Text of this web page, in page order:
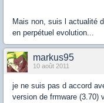
Mais non, suis l actualité
en perpétuel evolution...
markus95
10 août 2011
je ne suis pas d accord
version de frmware (3.70)